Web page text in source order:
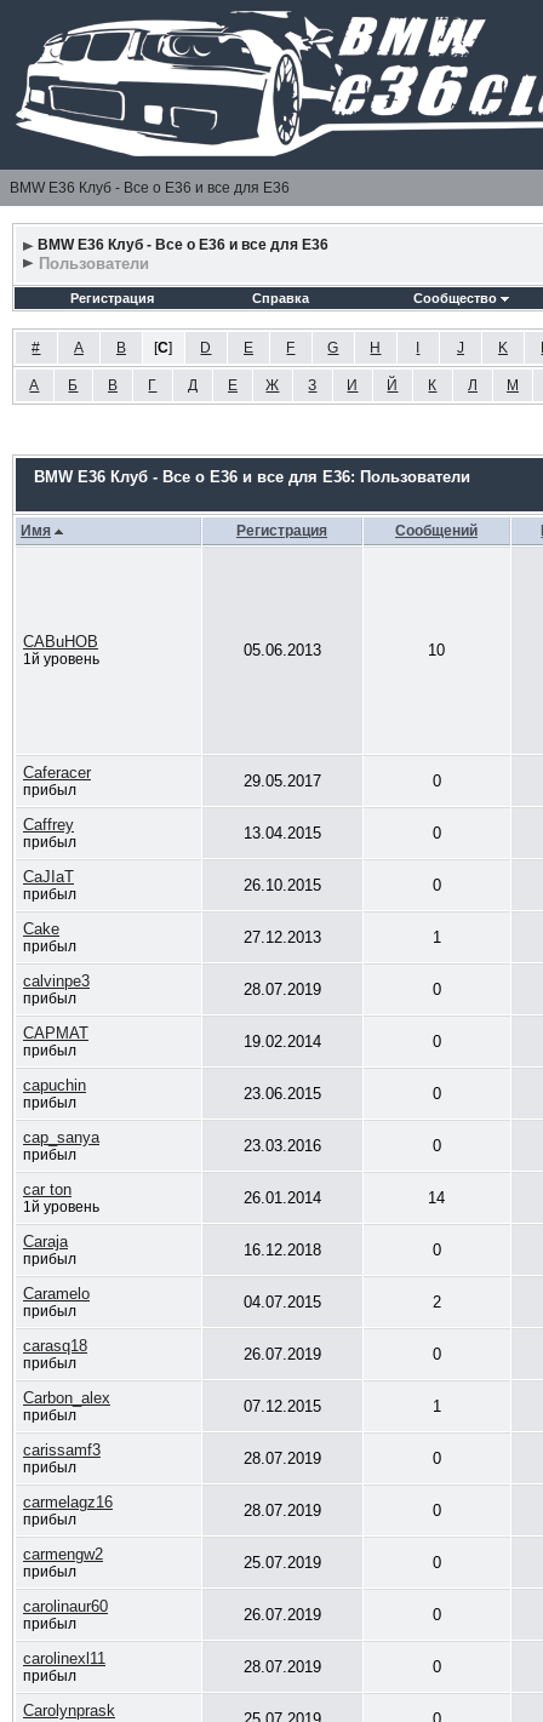
BMW E36 Клуб - Все о Е36 и все для Е36
BMW E36 Клуб - Все о Е36 и все для Е36
Пользователи
Регистрация Справка Сообщество
# A B [C] D E F G H J K
А Б В Г Д Е Ж З И Й К Л М
BMW E36 Клуб - Все о Е36 и все для Е36: Пользователи
Имя Регистрация Сообщений
CABuHOB
1й уровень 05.06.2013 10
Caferacer
прибыл 29.05.2017 0
Caffrey
прибыл 13.04.2015 0
CaJIaT
прибыл 26.10.2015 0
Cake
прибыл 27.12.2013 1
calvinpe3
прибыл 28.07.2019 0
CAPMAT
прибыл 19.02.2014 0
capuchin
прибыл 23.06.2015 0
cap_sanya
прибыл 23.03.2016 0
car ton
1й уровень 26.01.2014 14
Caraja
прибыл 16.12.2018 0
Caramelo
прибыл 04.07.2015 2
carasq18
прибыл 26.07.2019 0
Carbon_alex
прибыл 07.12.2015 1
carissamf3
прибыл 28.07.2019 0
carmelagz16
прибыл 28.07.2019 0
carmengw2
прибыл 25.07.2019 0
carolinaur60
прибыл 26.07.2019 0
carolinexl11
прибыл 28.07.2019 0
Carolynprask